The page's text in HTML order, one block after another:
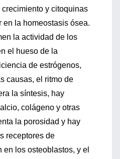
crecimiento y citoquinas
en la homeostasis ósea.
la actividad de los
el hueso de la
de estrógenos,
causas, el ritmo de
la síntesis, hay
colágeno y otras
la porosidad y hay
receptores de
los osteoblastos, y el